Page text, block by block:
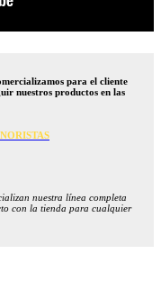
para el cliente
nuestros productos en las
nuestra línea completa
con la tienda para cualquier